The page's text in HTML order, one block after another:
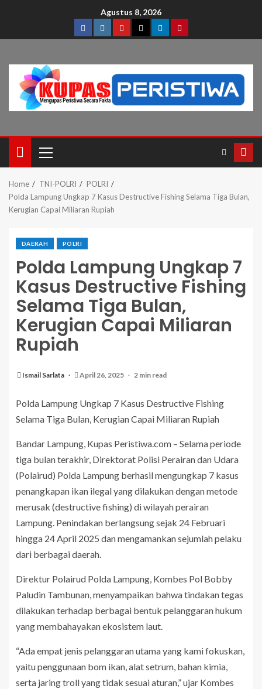
Agustus 8, 2026
Home TNI-POLRI
POLRI
Polda Lampung Ungkap 7 Kasus Destructive Fishing Selama Tiga Bulan,
Kerugian Capai Miliaran Rupiah
DAERAH POLRI
Polda Lampung Ungkap 7
Kasus Destructive Fishing
Selama Tiga Bulan,
Kerugian Capai Miliaran
Rupiah
Ismail Sarlata April 26, 2025 2 min read
Polda Lampung Ungkap 7 Kasus Destructive Fishing
Selama Tiga Bulan, Kerugian Capai Miliaran Rupiah
Bandar Lampung, Kupas Peristiwa.com – Selama periode
tiga bulan terakhir, Direktorat Polisi Perairan dan Udara
(Polairud) Polda Lampung berhasil mengungkap 7 kasus
penangkapan ikan ilegal yang dilakukan dengan metode
merusak (destructive fishing) di wilayah perairan
Lampung. Penindakan berlangsung sejak 24 Februari
hingga 24 April 2025 dan mengamankan sejumlah pelaku
dari berbagai daerah.
Direktur Polairud Polda Lampung, Kombes Pol Bobby
Paludin Tambunan, menyampaikan bahwa tindakan tegas
dilakukan terhadap berbagai bentuk pelanggaran hukum
yang membahayakan ekosistem laut.
“Ada empat jenis pelanggaran utama yang kami fokuskan,
yaitu penggunaan bom ikan, alat setrum, bahan kimia,
serta jaring troll yang tidak sesuai aturan,” ujar Kombes